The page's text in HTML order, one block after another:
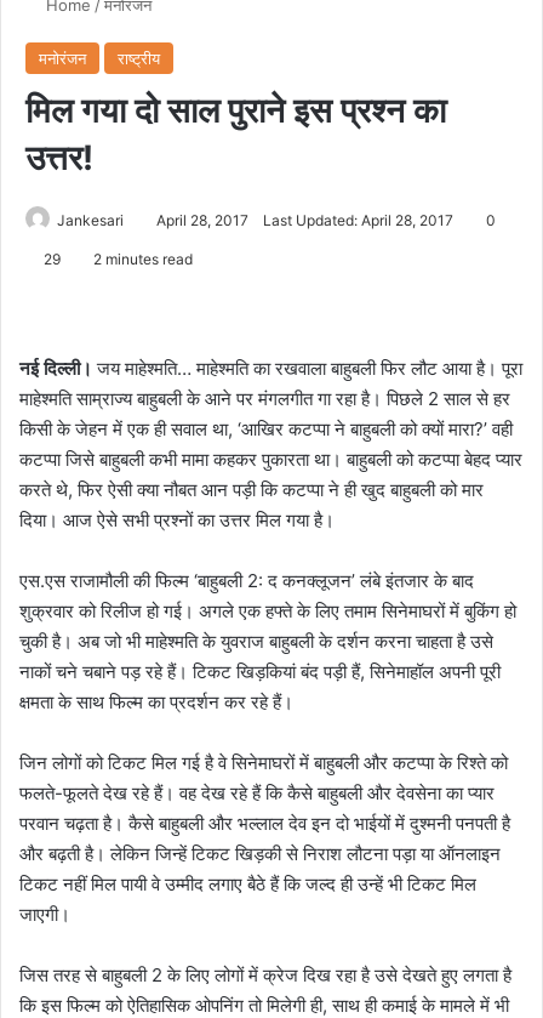
Home /मनोरंजन
मनोरंजन राष्ट्रीय
मिल गया दो साल पुराने इस प्रश्न का
उत्तर!
Jankesari April 28, 2017 Last Updated: April 28, 2017 0
29 2 minutes read
नई दिल्ली। जय माहेश्मति… माहेश्मति का रखवाला बाहुबली फिर लौट आया है। पूरा
माहेश्मति साम्राज्य बाहुबली के आने पर मंगलगीत गा रहा है। पिछले 2 साल से हर
किसी के जेहन में एक ही सवाल था, ‘आखिर कटप्पा ने बाहुबली को क्यों मारा?’ वही
कटप्पा जिसे बाहुबली कभी मामा कहकर पुकारता था। बाहुबली को कटप्पा बेहद प्यार
करते थे, फिर ऐसी क्या नौबत आन पड़ी कि कटप्पा ने ही खुद बाहुबली को मार
दिया। आज ऐसे सभी प्रश्नों का उत्तर मिल गया है।
एस.एस राजामौली की फिल्म ‘बाहुबली 2: द कनक्लूजन’ लंबे इंतजार के बाद
शुक्रवार को रिलीज हो गई। अगले एक हफ्ते के लिए तमाम सिनेमाघरों में बुकिंग हो
चुकी है। अब जो भी माहेश्मति के युवराज बाहुबली के दर्शन करना चाहता है उसे
नाकों चने चबाने पड़ रहे हैं। टिकट खिड़कियां बंद पड़ी हैं, सिनेमाहॉल अपनी पूरी
क्षमता के साथ फिल्म का प्रदर्शन कर रहे हैं।
जिन लोगों को टिकट मिल गई है वे सिनेमाघरों में बाहुबली और कटप्पा के रिश्ते को
फलते-फूलते देख रहे हैं। वह देख रहे हैं कि कैसे बाहुबली और देवसेना का प्यार
परवान चढ़ता है। कैसे बाहुबली और भल्लाल देव इन दो भाईयों में दुश्मनी पनपती है
और बढ़ती है। लेकिन जिन्हें टिकट खिड़की से निराश लौटना पड़ा या ऑनलाइन
टिकट नहीं मिल पायी वे उम्मीद लगाए बैठे हैं कि जल्द ही उन्हें भी टिकट मिल
जाएगी।
जिस तरह से बाहुबली 2 के लिए लोगों में क्रेज दिख रहा है उसे देखते हुए लगता है
कि इस फिल्म को ऐतिहासिक ओपनिंग तो मिलेगी ही, साथ ही कमाई के मामले में भी